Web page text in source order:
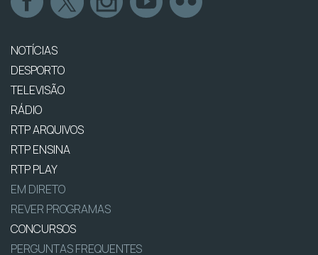
NOTÍCIAS
DESPORTO
TELEVISÃO
RÁDIO
RTP ARQUIVOS
RTP ENSINA
RTP PLAY
EM DIRETO
REVER PROGRAMAS
CONCURSOS
PERGUNTAS FREQUENTES